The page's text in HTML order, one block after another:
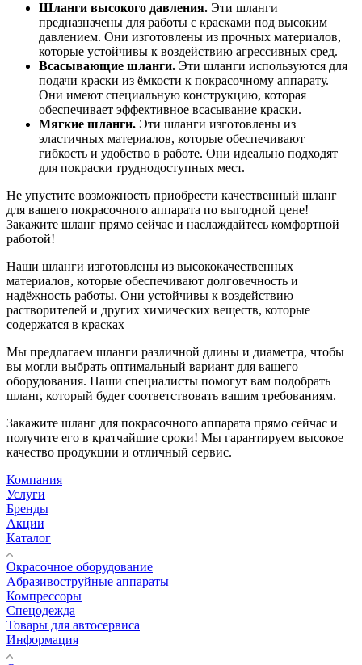
Шланги высокого давления. Эти шланги
предназначены для работы с красками под высоким
давлением. Они изготовлены из прочных материалов,
которые устойчивы к воздействию агрессивных сред.
Всасывающие шланги. Эти шланги используются для
подачи краски из ёмкости к покрасочному аппарату.
Они имеют специальную конструкцию, которая
обеспечивает эффективное всасывание краски.
Мягкие шланги. Эти шланги изготовлены из
эластичных материалов, которые обеспечивают
гибкость и удобство в работе. Они идеально подходят
для покраски труднодоступных мест.
Не упустите возможность приобрести качественный шланг
для вашего покрасочного аппарата по выгодной цене!
Закажите шланг прямо сейчас и наслаждайтесь комфортной
работой!
Наши шланги изготовлены из высококачественных
материалов, которые обеспечивают долговечность и
надёжность работы. Они устойчивы к воздействию
растворителей и других химических веществ, которые
содержатся в красках
Мы предлагаем шланги различной длины и диаметра, чтобы
вы могли выбрать оптимальный вариант для вашего
оборудования. Наши специалисты помогут вам подобрать
шланг, который будет соответствовать вашим требованиям.
Закажите шланг для покрасочного аппарата прямо сейчас и
получите его в кратчайшие сроки! Мы гарантируем высокое
качество продукции и отличный сервис.
Компания
Услуги
Бренды
Акции
Каталог
Окрасочное оборудование
Aбразивоструйные аппараты
Компрессоры
Спецодежда
Товары для автосервиса
Информация